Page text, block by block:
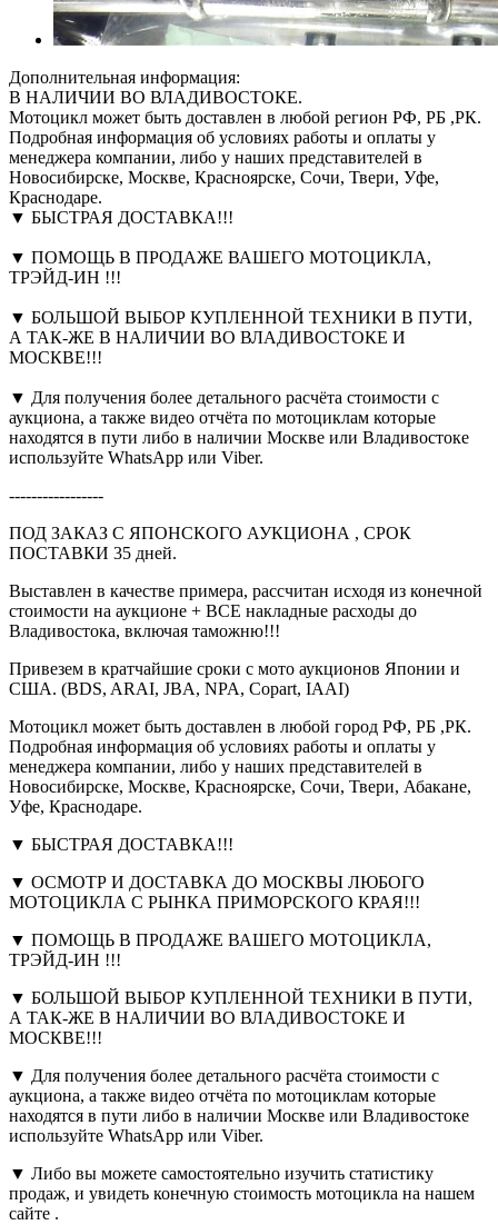
Дополнительная информация:
В НАЛИЧИИ ВО ВЛАДИВОСТОКЕ.
Мотоцикл может быть доставлен в любой регион РФ, РБ ,РК.
Подробная информация об условиях работы и оплаты у
менеджера компании, либо у наших представителей в
Новосибирске, Москве, Красноярске, Сочи, Твери, Уфе,
Краснодаре.
▼ БЫСТРАЯ ДОСТАВКА!!!
▼ ПОМОЩЬ В ПРОДАЖЕ ВАШЕГО МОТОЦИКЛА,
ТРЭЙД-ИН !!!
▼ БОЛЬШОЙ ВЫБОР КУПЛЕННОЙ ТЕХНИКИ В ПУТИ,
А ТАК-ЖЕ В НАЛИЧИИ ВО ВЛАДИВОСТОКЕ И
МОСКВЕ!!!
▼ Для получения более детального расчёта стоимости с
аукциона, а также видео отчёта по мотоциклам которые
находятся в пути либо в наличии Москве или Владивостоке
используйте WhatsApp или Viber.
-----------------
ПОД ЗАКАЗ С ЯПОНСКОГО АУКЦИОНА , СРОК
ПОСТАВКИ 35 дней.
Выставлен в качестве примера, рассчитан исходя из конечной
стоимости на аукционе + ВСЕ накладные расходы до
Владивостока, включая таможню!!!
Привезем в кратчайшие сроки с мото аукционов Японии и
США. (BDS, ARAI, JBA, NPA, Copart, IAAI)
Мотоцикл может быть доставлен в любой город РФ, РБ ,РК.
Подробная информация об условиях работы и оплаты у
менеджера компании, либо у наших представителей в
Новосибирске, Москве, Красноярске, Сочи, Твери, Абакане,
Уфе, Краснодаре.
▼ БЫСТРАЯ ДОСТАВКА!!!
▼ ОСМОТР И ДОСТАВКА ДО МОСКВЫ ЛЮБОГО
МОТОЦИКЛА С РЫНКА ПРИМОРСКОГО КРАЯ!!!
▼ ПОМОЩЬ В ПРОДАЖЕ ВАШЕГО МОТОЦИКЛА,
ТРЭЙД-ИН !!!
▼ БОЛЬШОЙ ВЫБОР КУПЛЕННОЙ ТЕХНИКИ В ПУТИ,
А ТАК-ЖЕ В НАЛИЧИИ ВО ВЛАДИВОСТОКЕ И
МОСКВЕ!!!
▼ Для получения более детального расчёта стоимости с
аукциона, а также видео отчёта по мотоциклам которые
находятся в пути либо в наличии Москве или Владивостоке
используйте WhatsApp или Viber.
▼ Либо вы можете самостоятельно изучить статистику
продаж, и увидеть конечную стоимость мотоцикла на нашем
сайте .